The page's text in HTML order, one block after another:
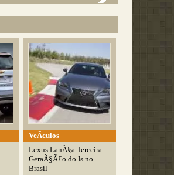
VeÃ­culos
Lexus LanÃ§a Terceira
GeraÃ§Ã£o do Is no
Brasil